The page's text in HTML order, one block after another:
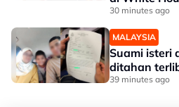
30 minutes ago
MALAYSIA
Suami isteri
ditahan
39 minutes ago